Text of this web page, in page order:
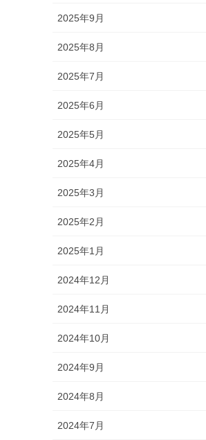
2025年9月
2025年8月
2025年7月
2025年6月
2025年5月
2025年4月
2025年3月
2025年2月
2025年1月
2024年12月
2024年11月
2024年10月
2024年9月
2024年8月
2024年7月